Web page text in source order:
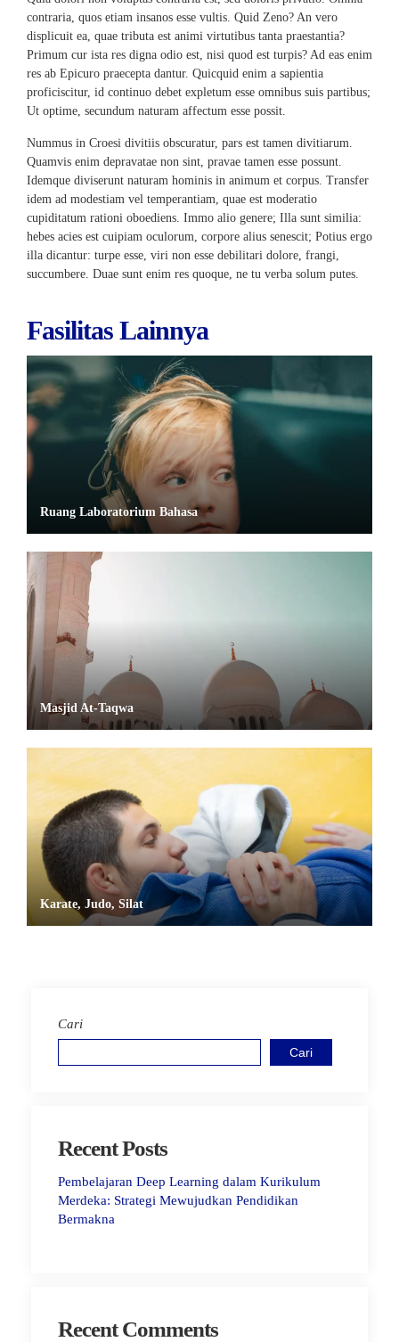
contraria, quos etiam insanos esse vultis. Quid Zeno? An vero
displicuit ea, quae tributa est animi virtutibus tanta praestantia?
Primum cur ista res digna odio est, nisi quod est turpis? Ad eas enim
res ab Epicuro praecepta dantur. Quicquid enim a sapientia
proficiscitur, id continuo debet expletum esse omnibus suis partibus;
Ut optime, secundum naturam affectum esse possit.
Nummus in Croesi divitiis obscuratur, pars est tamen divitiarum.
Quamvis enim depravatae non sint, pravae tamen esse possunt.
Idemque diviserunt naturam hominis in animum et corpus. Transfer
idem ad modestiam vel temperantiam, quae est moderatio
cupiditatum rationi oboediens. Immo alio genere; Illa sunt similia:
hebes acies est cuipiam oculorum, corpore alius senescit; Potius ergo
illa dicantur: turpe esse, viri non esse debilitari dolore, frangi,
succumbere. Duae sunt enim res quoque, ne tu verba solum putes.
Fasilitas Lainnya
Ruang Laboratorium Bahasa
Masjid At-Taqwa
Karate, Judo, Silat
Cari
Cari
Recent Posts
Pembelajaran Deep Learning dalam Kurikulum
Merdeka: Strategi Mewujudkan Pendidikan
Bermakna
Recent Comments